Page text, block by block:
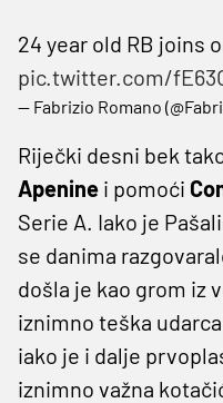
24 year old RB
pic.twitter.com/
— Fabrizio Romano
Riječki desni bek
Apenine i pomoći
Serie A. Iako je
se danima
došla je kao grom iz
iznimno teška
iako je i dalje
iznimno važna